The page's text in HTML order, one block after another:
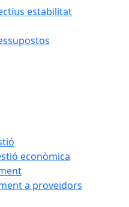
estabilitat
econòmica
a proveïdors